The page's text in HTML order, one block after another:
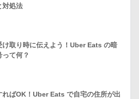
対処法
け取り時に伝えよう！Uber Eats の暗
って何？
ればOK！Uber Eats で自宅の住所が出